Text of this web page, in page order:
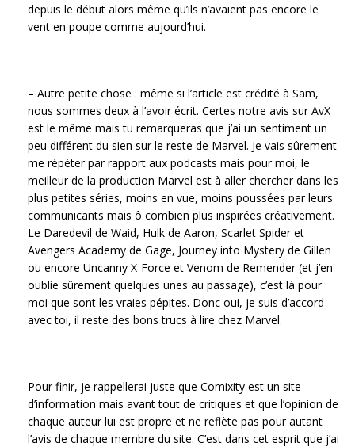
depuis le début alors même qu’ils n’avaient pas encore le
vent en poupe comme aujourd’hui.
– Autre petite chose : même si l’article est crédité à Sam,
nous sommes deux à l’avoir écrit. Certes notre avis sur AvX
est le même mais tu remarqueras que j’ai un sentiment un
peu différent du sien sur le reste de Marvel. Je vais sûrement
me répéter par rapport aux podcasts mais pour moi, le
meilleur de la production Marvel est à aller chercher dans les
plus petites séries, moins en vue, moins poussées par leurs
communicants mais ô combien plus inspirées créativement.
Le Daredevil de Waid, Hulk de Aaron, Scarlet Spider et
Avengers Academy de Gage, Journey into Mystery de Gillen
ou encore Uncanny X-Force et Venom de Remender (et j’en
oublie sûrement quelques unes au passage), c’est là pour
moi que sont les vraies pépites. Donc oui, je suis d’accord
avec toi, il reste des bons trucs à lire chez Marvel.
Pour finir, je rappellerai juste que Comixity est un site
d’information mais avant tout de critiques et que l’opinion de
chaque auteur lui est propre et ne reflète pas pour autant
l’avis de chaque membre du site. C’est dans cet esprit que j’ai